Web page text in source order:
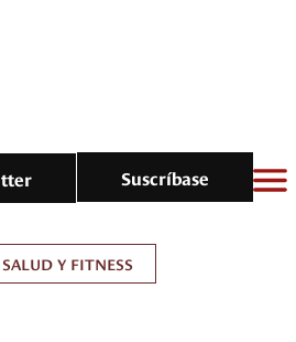
Suscríbase
SALUD Y FITNESS